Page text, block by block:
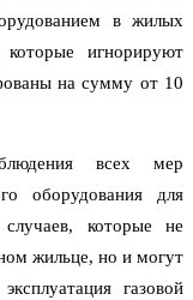
в жилых
игнорируют
на сумму от 10
всех мер
оборудования для
которые не
жильце, но и могут
газовой